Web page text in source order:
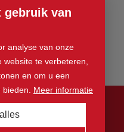
gebruik van
analyse van onze
te verbeteren,
en om u een
Meer informatie
voorbehouden